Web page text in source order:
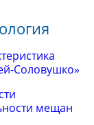
Соловушко»
мещан